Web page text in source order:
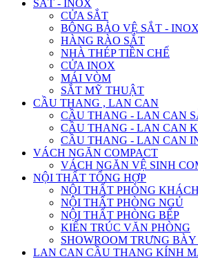
SẮT - INOX
CỬA SẮT
BÔNG BẢO VỆ SẮT - INOX
HÀNG RÀO SẮT
NHÀ THÉP TIỀN CHẾ
CỬA INOX
MÁI VÒM
SẮT MỸ THUẬT
CẦU THANG , LAN CAN
CẦU THANG - LAN CAN
CẦU THANG - LAN CAN
CẦU THANG - LAN CAN
VÁCH NGĂN COMPACT
VÁCH NGĂN VỆ SINH
NỘI THẤT TỔNG HỢP
NỘI THẤT PHÒNG KHÁCH
NỘI THẤT PHÒNG NGỦ
NỘI THẤT PHÒNG BẾP
KIẾN TRÚC VĂN PHÒNG
SHOWROOM TRƯNG
LAN CAN CẦU THANG KÍNH